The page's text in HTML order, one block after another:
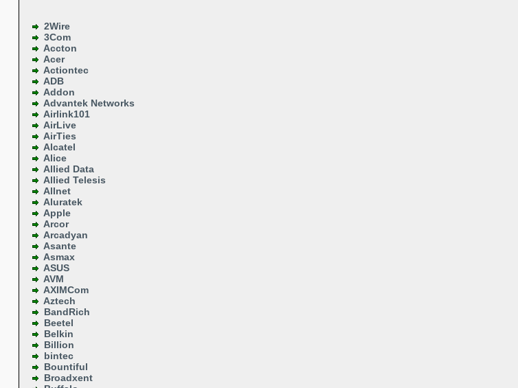
2Wire
3Com
Accton
Acer
Actiontec
ADB
Addon
Advantek Networks
Airlink101
AirLive
AirTies
Alcatel
Alice
Allied Data
Allied Telesis
Allnet
Aluratek
Apple
Arcor
Arcadyan
Asante
Asmax
ASUS
AVM
AXIMCom
Aztech
BandRich
Beetel
Belkin
Billion
bintec
Bountiful
Broadxent